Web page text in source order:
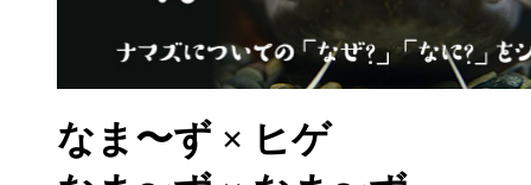
なま〜ず × ヒゲ